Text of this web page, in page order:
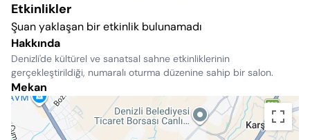
Etkinlikler
Şuan yaklaşan bir etkinlik bulunamadı
Hakkında
Denizli'de kültürel ve sanatsal sahne etkinliklerinin
gerçekleştirildiği, numaralı oturma düzenine sahip bir salon.
Mekan